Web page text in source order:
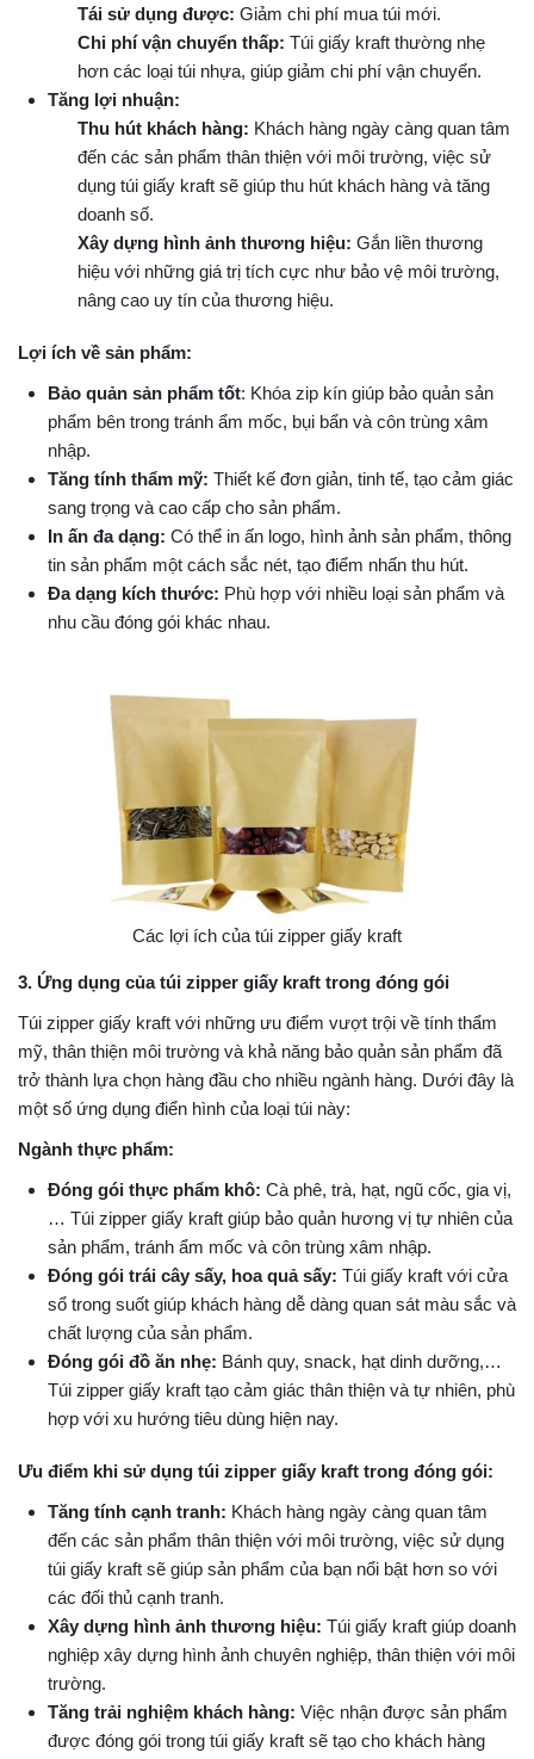
Tái sử dụng được: Giảm chi phí mua túi mới.
Chi phí vận chuyển thấp: Túi giấy kraft thường nhẹ
hơn các loại túi nhựa, giúp giảm chi phí vận chuyển.
Tăng lợi nhuận:
Thu hút khách hàng: Khách hàng ngày càng quan tâm
đến các sản phẩm thân thiện với môi trường, việc sử
dụng túi giấy kraft sẽ giúp thu hút khách hàng và tăng
doanh số.
Xây dựng hình ảnh thương hiệu: Gắn liền thương
hiệu với những giá trị tích cực như bảo vệ môi trường,
nâng cao uy tín của thương hiệu.
Lợi ích về sản phẩm:
Bảo quản sản phẩm tốt: Khóa zip kín giúp bảo quản sản
phẩm bên trong tránh ẩm mốc, bụi bẩn và côn trùng xâm
nhập.
Tăng tính thẩm mỹ: Thiết kế đơn giản, tinh tế, tạo cảm giác
sang trọng và cao cấp cho sản phẩm.
In ấn đa dạng: Có thể in ấn logo, hình ảnh sản phẩm, thông
tin sản phẩm một cách sắc nét, tạo điểm nhấn thu hút.
Đa dạng kích thước: Phù hợp với nhiều loại sản phẩm và
nhu cầu đóng gói khác nhau.
Các lợi ích của túi zipper giấy kraft
3. Ứng dụng của túi zipper giấy kraft trong đóng gói
Túi zipper giấy kraft với những ưu điểm vượt trội về tính thẩm
mỹ, thân thiện môi trường và khả năng bảo quản sản phẩm đã
trở thành lựa chọn hàng đầu cho nhiều ngành hàng. Dưới đây là
một số ứng dụng điển hình của loại túi này:
Ngành thực phẩm:
Đóng gói thực phẩm khô: Cà phê, trà, hạt, ngũ cốc, gia vị,
… Túi zipper giấy kraft giúp bảo quản hương vị tự nhiên của
sản phẩm, tránh ẩm mốc và côn trùng xâm nhập.
Đóng gói trái cây sấy, hoa quả sấy: Túi giấy kraft với cửa
sổ trong suốt giúp khách hàng dễ dàng quan sát màu sắc và
chất lượng của sản phẩm.
Đóng gói đồ ăn nhẹ: Bánh quy, snack, hạt dinh dưỡng,…
Túi zipper giấy kraft tạo cảm giác thân thiện và tự nhiên, phù
hợp với xu hướng tiêu dùng hiện nay.
Ưu điểm khi sử dụng túi zipper giấy kraft trong đóng gói:
Tăng tính cạnh tranh: Khách hàng ngày càng quan tâm
đến các sản phẩm thân thiện với môi trường, việc sử dụng
túi giấy kraft sẽ giúp sản phẩm của bạn nổi bật hơn so với
các đối thủ cạnh tranh.
Xây dựng hình ảnh thương hiệu: Túi giấy kraft giúp doanh
nghiệp xây dựng hình ảnh chuyên nghiệp, thân thiện với môi
trường.
Tăng trải nghiệm khách hàng: Việc nhận được sản phẩm
được đóng gói trong túi giấy kraft sẽ tạo cho khách hàng